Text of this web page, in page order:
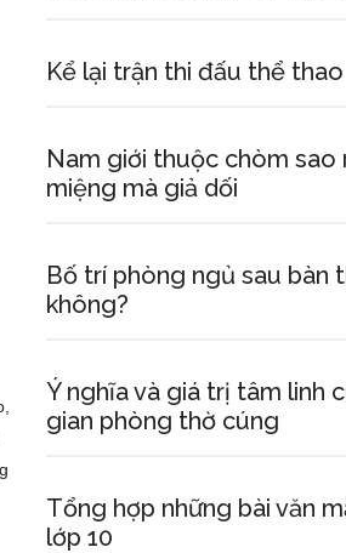
Kể lại trận thi đấu thể thao
Nam giới thuộc chòm sao
miệng mà giả dối
Bố trí phòng ngủ sau bàn
không?
Ý nghĩa và giá trị tâm linh
gian phòng thờ cúng
Tổng hợp những bài văn
lớp 10